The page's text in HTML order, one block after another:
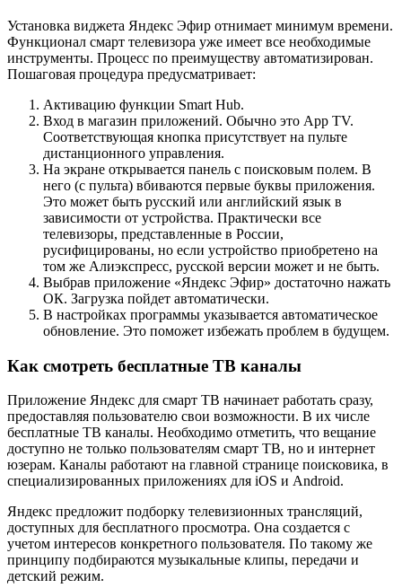
Установка виджета Яндекс Эфир отнимает минимум времени.
Функционал смарт телевизора уже имеет все необходимые
инструменты. Процесс по преимуществу автоматизирован.
Пошаговая процедура предусматривает:
Активацию функции Smart Hub.
Вход в магазин приложений. Обычно это App TV.
Соответствующая кнопка присутствует на пульте
дистанционного управления.
На экране открывается панель с поисковым полем. В
него (с пульта) вбиваются первые буквы приложения.
Это может быть русский или английский язык в
зависимости от устройства. Практически все
телевизоры, представленные в России,
русифицированы, но если устройство приобретено на
том же Алиэкспресс, русской версии может и не быть.
Выбрав приложение «Яндекс Эфир» достаточно нажать
ОК. Загрузка пойдет автоматически.
В настройках программы указывается автоматическое
обновление. Это поможет избежать проблем в будущем.
Как смотреть бесплатные ТВ каналы
Приложение Яндекс для смарт ТВ начинает работать сразу,
предоставляя пользователю свои возможности. В их числе
бесплатные ТВ каналы. Необходимо отметить, что вещание
доступно не только пользователям смарт ТВ, но и интернет
юзерам. Каналы работают на главной странице поисковика, в
специализированных приложениях для iOS и Android.
Яндекс предложит подборку телевизионных трансляций,
доступных для бесплатного просмотра. Она создается с
учетом интересов конкретного пользователя. По такому же
принципу подбираются музыкальные клипы, передачи и
детский режим.